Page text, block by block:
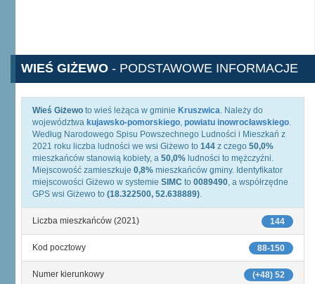
WIEŚ GIŻEWO - PODSTAWOWE INFORMACJE
Wieś Giżewo to wieś leżąca w gminie Kruszwica. Należy do
województwa kujawsko-pomorskiego, powiatu inowrocławskiego.
Według Narodowego Spisu Powszechnego Ludności i Mieszkań z
2021 roku liczba ludności we wsi Giżewo to 144 z czego 50,0%
mieszkańców stanowią kobiety, a 50,0% ludności to mężczyźni.
Miejscowość zamieszkuje 0,8% mieszkańców gminy. Identyfikator
miejscowości Giżewo w systemie SIMC to 0089490, a współrzędne
GPS wsi Giżewo to (18.322500, 52.638889).
144
Liczba mieszkańców (2021)
88-150
Kod pocztowy
(+48) 52
Numer kierunkowy